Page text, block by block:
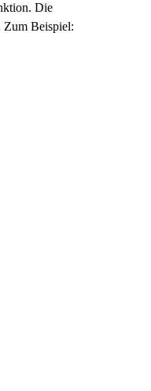
Die
Zum Beispiel: